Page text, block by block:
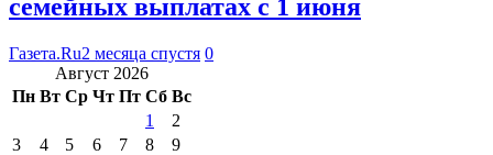
семейных выплатах с 1 июня
Газета.Ru2 месяца спустя 0
Август 2026
Пн Вт Ср Чт Пт Сб Вс
1
2
3
4 5 6 7 8
9